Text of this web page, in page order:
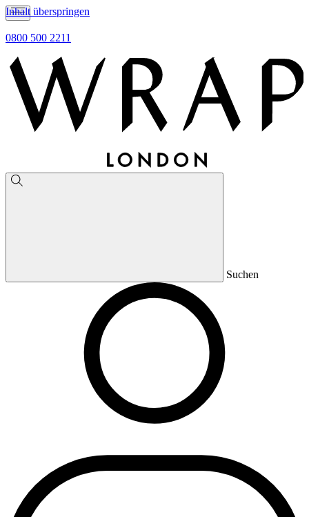
Inhalt überspringen
0800 500 2211
Suchen